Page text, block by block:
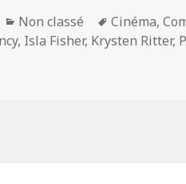
Catégories
Non classé
Mots-
clés
Cinéma,
, Isla Fisher, Krysten Ritter,